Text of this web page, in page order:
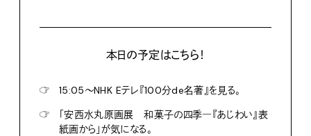
本日の予定はこちら！
☞
15:05〜NHK Eテレ『100分de名著』を見る。
☞
「安西水丸原画展 和菓子の四季―『あじわい』表
紙画から」が気になる。